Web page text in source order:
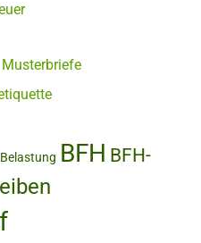
Musterbriefe
BFH BFH-